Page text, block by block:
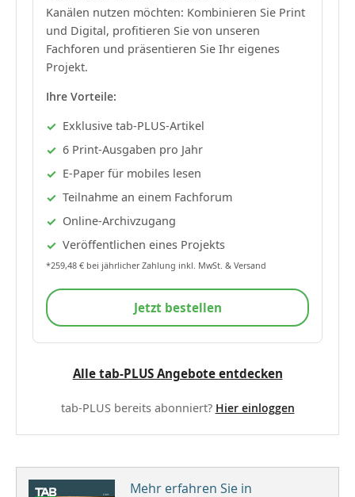
Kanälen nutzen möchten: Kombinieren Sie Print
und Digital, profitieren Sie von unseren
Fachforen und präsentieren Sie Ihr eigenes
Projekt.
Ihre Vorteile:
Exklusive tab-PLUS-Artikel
6 Print-Ausgaben pro Jahr
E-Paper für mobiles lesen
Teilnahme an einem Fachforum
Online-Archivzugang
Veröffentlichen eines Projekts
*259,48 € bei jährlicher Zahlung inkl. MwSt. & Versand
Jetzt bestellen
Alle tab-PLUS Angebote entdecken
tab-PLUS bereits abonniert? Hier einloggen
Mehr erfahren Sie in